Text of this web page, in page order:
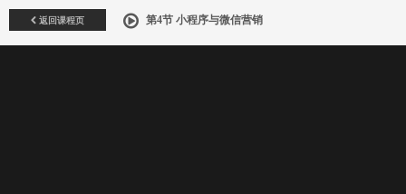
返回课程页 第4节 小程序与微信营销